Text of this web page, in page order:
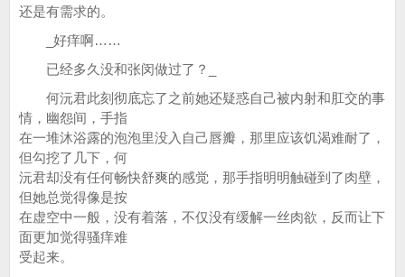
还是有需求的。
_好痒啊……
已经多久没和张闵做过了？_
何沅君此刻彻底忘了之前她还疑惑自己被内射和肛交的事
情，幽怨间，手指
在一堆沐浴露的泡泡里没入自己唇瓣，那里应该饥渴难耐了，
但勾挖了几下，何
沅君却没有任何畅快舒爽的感觉，那手指明明触碰到了肉壁，
但她总觉得像是按
在虚空中一般，没有着落，不仅没有缓解一丝肉欲，反而让下
面更加觉得骚痒难
受起来。